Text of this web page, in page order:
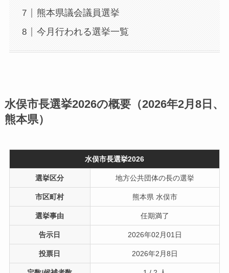
熊本県議会議員選挙
今月行われる選挙一覧
水俣市長選挙2026の概要（2026年2月8日、
熊本県）
水俣市長選挙2026
選挙区分 地方公共団体の長の選挙
市区町村 熊本県 水俣市
選挙事由 任期満了
告示日 2026年02月01日
投票日 2026年2月8日